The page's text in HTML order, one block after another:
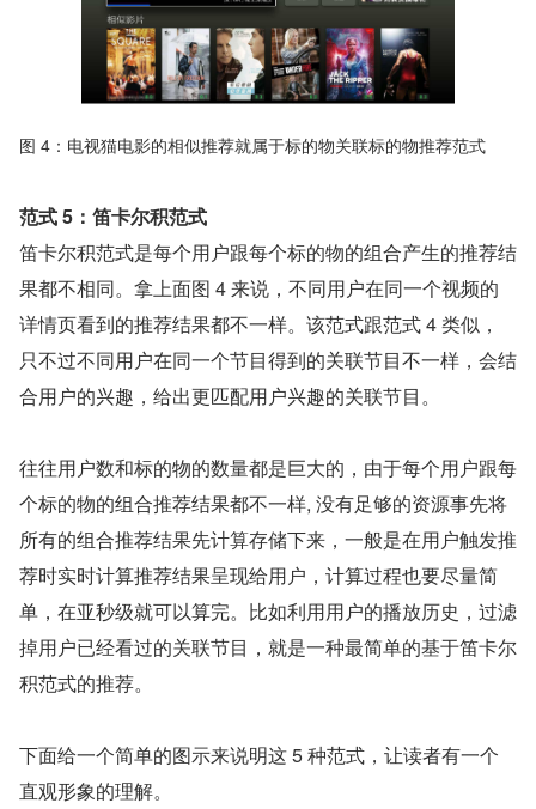
图 4：电视猫电影的相似推荐就属于标的物关联标的物推荐范式
范式 5：笛卡尔积范式
笛卡尔积范式是每个用户跟每个标的物的组合产生的推荐结
果都不相同。拿上面图 4 来说，不同用户在同一个视频的
详情页看到的推荐结果都不一样。该范式跟范式 4 类似，
只不过不同用户在同一个节目得到的关联节目不一样，会结
合用户的兴趣，给出更匹配用户兴趣的关联节目。
往往用户数和标的物的数量都是巨大的，由于每个用户跟每
个标的物的组合推荐结果都不一样, 没有足够的资源事先将
所有的组合推荐结果先计算存储下来，一般是在用户触发推
荐时实时计算推荐结果呈现给用户，计算过程也要尽量简
单，在亚秒级就可以算完。比如利用用户的播放历史，过滤
掉用户已经看过的关联节目，就是一种最简单的基于笛卡尔
积范式的推荐。
下面给一个简单的图示来说明这 5 种范式，让读者有一个
直观形象的理解。